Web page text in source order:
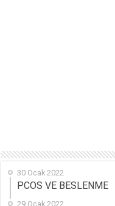
30 Ocak 2022
PCOS VE BESLENME
29 Ocak 2022